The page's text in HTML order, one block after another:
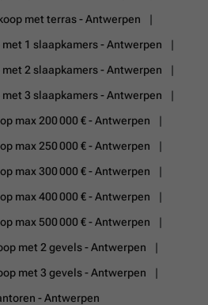
met terras - Antwerpen
1 slaapkamers - Antwerpen
2 slaapkamers - Antwerpen
3 slaapkamers - Antwerpen
max 200 000 € - Antwerpen
max 250 000 € - Antwerpen
max 300 000 € - Antwerpen
max 400 000 € - Antwerpen
max 500 000 € - Antwerpen
met 2 gevels - Antwerpen
met 3 gevels - Antwerpen
- Antwerpen